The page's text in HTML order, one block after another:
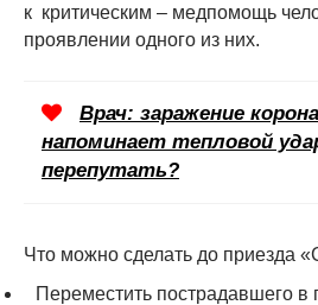
к критическим – медпомощь
проявлении одного из них.
Врач: заражение
напоминает тепловой
перепутать?
Что можно сделать до приезда
Переместить пострадавшего в